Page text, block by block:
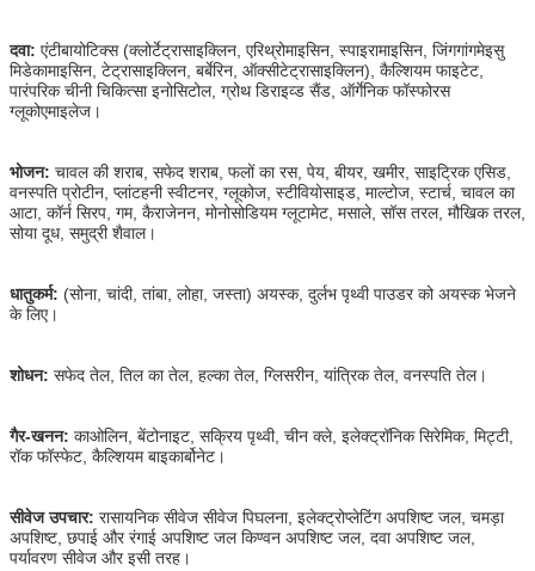
दवा: एंटीबायोटिक्स (क्लोर्टेट्रासाइक्लिन, एरिथ्रोमाइसिन, स्पाइरामाइसिन, जिंगगांगमेइसु
मिडेकामाइसिन, टेट्रासाइक्लिन, बर्बेरिन, ऑक्सीटेट्रासाइक्लिन), कैल्शियम फाइटेट,
पारंपरिक चीनी चिकित्सा इनोसिटोल, ग्रोथ डिराइव्ड सैंड, ऑर्गेनिक फॉस्फोरस
ग्लूकोएमाइलेज।
भोजन: चावल की शराब, सफेद शराब, फलों का रस, पेय, बीयर, खमीर, साइट्रिक एसिड,
वनस्पति प्रोटीन, प्लांटहनी स्वीटनर, ग्लूकोज, स्टीवियोसाइड, माल्टोज, स्टार्च, चावल का
आटा, कॉर्न सिरप, गम, कैराजेनन, मोनोसोडियम ग्लूटामेट, मसाले, सॉस तरल, मौखिक तरल,
सोया दूध, समुद्री शैवाल।
धातुकर्म: (सोना, चांदी, तांबा, लोहा, जस्ता) अयस्क, दुर्लभ पृथ्वी पाउडर को अयस्क भेजने
के लिए।
शोधन: सफेद तेल, तिल का तेल, हल्का तेल, ग्लिसरीन, यांत्रिक तेल, वनस्पति तेल।
गैर-खनन: काओलिन, बेंटोनाइट, सक्रिय पृथ्वी, चीन क्ले, इलेक्ट्रॉनिक सिरेमिक, मिट्टी,
रॉक फॉस्फेट, कैल्शियम बाइकार्बोनेट।
सीवेज उपचार: रासायनिक सीवेज सीवेज पिघलना, इलेक्ट्रोप्लेटिंग अपशिष्ट जल, चमड़ा
अपशिष्ट, छपाई और रंगाई अपशिष्ट जल किण्वन अपशिष्ट जल, दवा अपशिष्ट जल,
पर्यावरण सीवेज और इसी तरह।